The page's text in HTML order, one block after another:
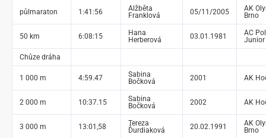
půlmaraton 1:41:56
Alžběta
Franklová
05/11/2005
AK
Brno
50 km 6:08:15
Hana
Herberová
03.01.1981
AC
Junior
Chůze dráha
1 000 m 4:59.47
Sabina
Bočková
2001 AK
2 000 m 10:37.15
Sabina
Bočková
2002 AK
3 000 m 13:01,58
Tereza
Ďurdiaková
20.02.1991
AK
Brno